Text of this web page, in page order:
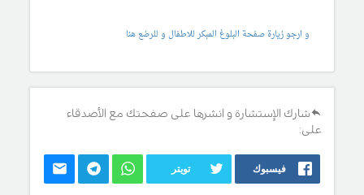
و ارجو زيارة صفحة البلوغ المبكر للاطفال و للرضع هنا
شارك الإستشارة و انشرها على صفحتك مع الأصدقاء
على:
فيسبوك تويتر